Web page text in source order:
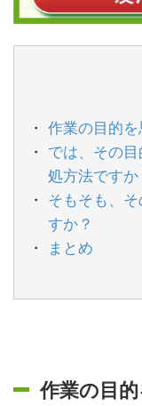
作業の目的を
では、その
処方法ですか
そもそも、
すか？
まとめ
作業の目